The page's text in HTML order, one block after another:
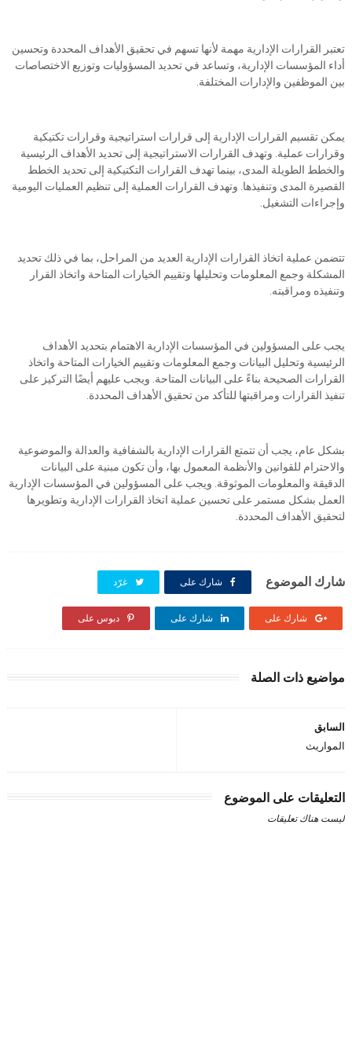
تعتبر القرارات الإدارية مهمة لأنها تسهم في تحقيق الأهداف المحددة وتحسين
أداء المؤسسات الإدارية، وتساعد في تحديد المسؤوليات وتوزيع الاختصاصات
بين الموظفين والإدارات المختلفة.
يمكن تقسيم القرارات الإدارية إلى قرارات استراتيجية وقرارات تكتيكية
وقرارات عملية. وتهدف القرارات الاستراتيجية إلى تحديد الأهداف الرئيسية
والخطط الطويلة المدى، بينما تهدف القرارات التكتيكية إلى تحديد الخطط
القصيرة المدى وتنفيذها. وتهدف القرارات العملية إلى تنظيم العمليات اليومية
وإجراءات التشغيل.
تتضمن عملية اتخاذ القرارات الإدارية العديد من المراحل، بما في ذلك تحديد
المشكلة وجمع المعلومات وتحليلها وتقييم الخيارات المتاحة واتخاذ القرار
وتنفيذه ومراقبته.
يجب على المسؤولين في المؤسسات الإدارية الاهتمام بتحديد الأهداف
الرئيسية وتحليل البيانات وجمع المعلومات وتقييم الخيارات المتاحة واتخاذ
القرارات الصحيحة بناءً على البيانات المتاحة. ويجب عليهم أيضًا التركيز على
تنفيذ القرارات ومراقبتها للتأكد من تحقيق الأهداف المحددة.
بشكل عام، يجب أن تتمتع القرارات الإدارية بالشفافية والعدالة والموضوعية
والاحترام للقوانين والأنظمة المعمول بها، وأن تكون مبنية على البيانات
الدقيقة والمعلومات الموثوقة. ويجب على المسؤولين في المؤسسات الإدارية
العمل بشكل مستمر على تحسين عملية اتخاذ القرارات الإدارية وتطويرها
لتحقيق الأهداف المحددة.
شارك الموضوع شارك على غرّد
شارك على شارك على دبوس على
مواضيع ذات الصلة
السابق
المواريث
التعليقات على الموضوع
ليست هناك تعليقات